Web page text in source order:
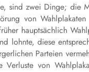
sind zwei Dinge; die
von
hauptsächlich
lohnte, diese
Parteien
von